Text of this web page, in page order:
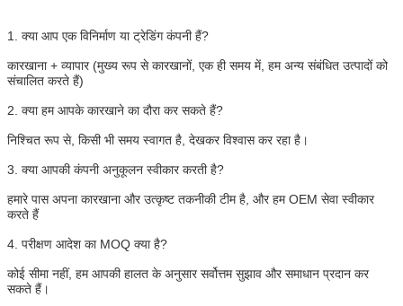
1. क्या आप एक विनिर्माण या ट्रेडिंग कंपनी हैं?
कारखाना + व्यापार (मुख्य रूप से कारखानों, एक ही समय में, हम अन्य संबंधित उत्पादों को
संचालित करते हैं)
2. क्या हम आपके कारखाने का दौरा कर सकते हैं?
निश्चित रूप से, किसी भी समय स्वागत है, देखकर विश्वास कर रहा है।
3. क्या आपकी कंपनी अनुकूलन स्वीकार करती है?
हमारे पास अपना कारखाना और उत्कृष्ट तकनीकी टीम है, और हम OEM सेवा स्वीकार
करते हैं
4. परीक्षण आदेश का MOQ क्या है?
कोई सीमा नहीं, हम आपकी हालत के अनुसार सर्वोत्तम सुझाव और समाधान प्रदान कर
सकते हैं।